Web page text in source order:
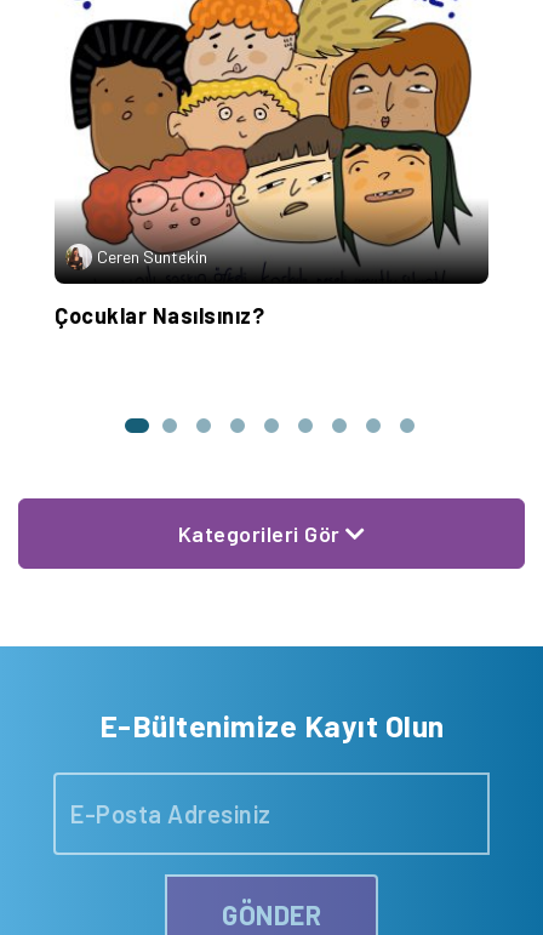
Ceren Suntekin
Çocuklar Nasılsınız?
Kategorileri Gör
E-Bültenimize Kayıt Olun
GÖNDER